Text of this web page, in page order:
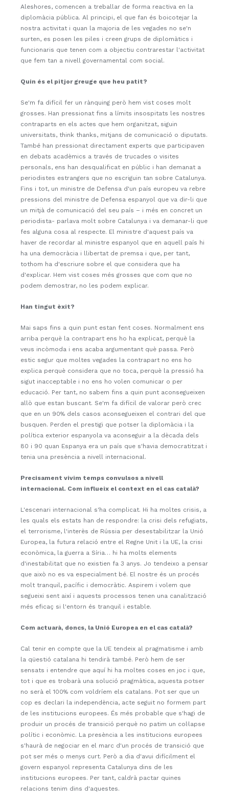
Aleshores, comencen a treballar de forma reactiva en la
diplomàcia pública. Al principi, el que fan és boicotejar la
nostra activitat i quan la majoria de les vegades no se'n
surten, es posen les piles i creen grups de diplomàtics i
funcionaris que tenen com a objectiu contrarestar l'activitat
que fem tan a nivell governamental com social.
Quin és el pitjor greuge que heu patit?
Se'm fa difícil fer un rànquing però hem vist coses molt
grosses. Han pressionat fins a límits insospitats les nostres
contraparts en els actes que hem organitzat, siguin
universitats, think thanks, mitjans de comunicació o diputats.
També han pressionat directament experts que participaven
en debats acadèmics a través de trucades o visites
personals, ens han desqualificat en públic i han demanat a
periodistes estrangers que no escriguin tan sobre Catalunya.
Fins i tot, un ministre de Defensa d'un país europeu va rebre
pressions del ministre de Defensa espanyol que va dir-li que
un mitjà de comunicació del seu país – i més en concret un
periodista- parlava molt sobre Catalunya i va demanar-li que
fes alguna cosa al respecte. El ministre d'aquest país va
haver de recordar al ministre espanyol que en aquell país hi
ha una democràcia i llibertat de premsa i que, per tant,
tothom ha d'escriure sobre el que considera que ha
d'explicar. Hem vist coses més grosses que com que no
podem demostrar, no les podem explicar.
Han tingut èxit?
Mai saps fins a quin punt estan fent coses. Normalment ens
arriba perquè la contrapart ens ho ha explicat, perquè la
veus incòmoda i ens acaba argumentant què passa. Però
estic segur que moltes vegades la contrapart no ens ho
explica perquè considera que no toca, perquè la pressió ha
sigut inacceptable i no ens ho volen comunicar o per
educació. Per tant, no sabem fins a quin punt aconsegueixen
allò que estan buscant. Se'm fa difícil de valorar però crec
que en un 90% dels casos aconsegueixen el contrari del que
busquen. Perden el prestigi que potser la diplomàcia i la
política exterior espanyola va aconseguir a la dècada dels
80 i 90 quan Espanya era un país que s'havia democratitzat i
tenia una presència a nivell internacional.
Precisament vivim temps convulsos a nivell
internacional. Com influeix el context en el cas català?
L'escenari internacional s'ha complicat. Hi ha moltes crisis, a
les quals els estats han de respondre: la crisi dels refugiats,
el terrorisme, l'interès de Rússia per desestabilitzar la Unió
Europea, la futura relació entre el Regne Unit i la UE, la crisi
econòmica, la guerra a Síria… hi ha molts elements
d'inestabilitat que no existien fa 3 anys. Jo tendeixo a pensar
que això no es va especialment bé. El nostre és un procés
molt tranquil, pacífic i democràtic. Aspirem i volem que
segueixi sent així i aquests processos tenen una canalització
més eficaç si l'entorn és tranquil i estable.
Com actuarà, doncs, la Unió Europea en el cas català?
Cal tenir en compte que la UE tendeix al pragmatisme i amb
la qüestió catalana hi tendirà també. Però hem de ser
sensats i entendre que aquí hi ha moltes coses en joc i que,
tot i que es trobarà una solució pragmàtica, aquesta potser
no serà el 100% com voldríem els catalans. Pot ser que un
cop es declari la independència, acte seguit no formem part
de les institucions europees. És més probable que s'hagi de
produir un procés de transició perquè no patim un col·lapse
polític i econòmic. La presència a les institucions europees
s'haurà de negociar en el marc d'un procés de transició que
pot ser més o menys curt. Però a dia d'avui difícilment el
govern espanyol representa Catalunya dins de les
institucions europees. Per tant, caldrà pactar quines
relacions tenim dins d'aquestes.